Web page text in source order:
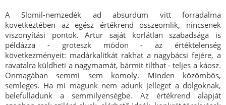
A Slomil-nemzedék ad absurdum vitt forradalma
következtében az egész értékrend összeomlik, nincsenek
viszonyítási pontok. Artur saját korlátlan szabadsága is
példázza - groteszk módon - az értéktelenség
következményeit: madárkalitkát rakhat a nagybácsi fejére, a
ravatalra küldheti a nagymamát, bármit tilthat - teljes a káosz.
Önmagában semmi sem komoly. Minden közömbös,
semleges. Ha mi magunk nem adunk jelleget a dolgoknak,
belefulladunk a semmilyenségbe. Az értékrend alapját